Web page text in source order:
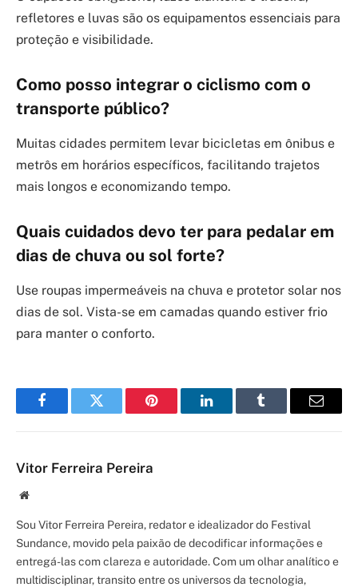
refletores e luvas são os equipamentos essenciais para
proteção e visibilidade.
Como posso integrar o ciclismo com o
transporte público?
Muitas cidades permitem levar bicicletas em ônibus e
metrôs em horários específicos, facilitando trajetos
mais longos e economizando tempo.
Quais cuidados devo ter para pedalar em
dias de chuva ou sol forte?
Use roupas impermeáveis na chuva e protetor solar nos
dias de sol. Vista-se em camadas quando estiver frio
para manter o conforto.
FacebookTwitter Pinterest LinkedInTumblr Email
Vitor Ferreira Pereira
Site/Blog
Sou Vitor Ferreira Pereira, redator e idealizador do Festival
Sundance, movido pela paixão de decodificar informações e
entregá-las com clareza e autoridade. Com um olhar analítico e
multidisciplinar, transito entre os universos da tecnologia,